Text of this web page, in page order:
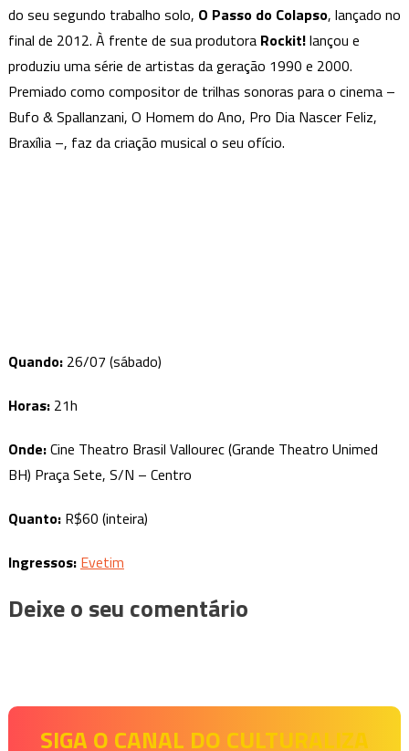
do seu segundo trabalho solo, O Passo do Colapso, lançado no
final de 2012. À frente de sua produtora Rockit!lançou e
produziu uma série de artistas da geração 1990 e 2000.
Premiado como compositor de trilhas sonoras para o cinema –
Bufo & Spallanzani, O Homem do Ano, Pro Dia Nascer Feliz,
Braxília –, faz da criação musical o seu ofício.
Quando:26/07 (sábado)
Horas:21h
Onde:Cine Theatro Brasil Vallourec (Grande Theatro Unimed
BH) Praça Sete, S/N – Centro
Quanto:R$60 (inteira)
Ingressos: Evetim
Deixe o seu comentário
SIGA O CANAL DO CULTURALIZA